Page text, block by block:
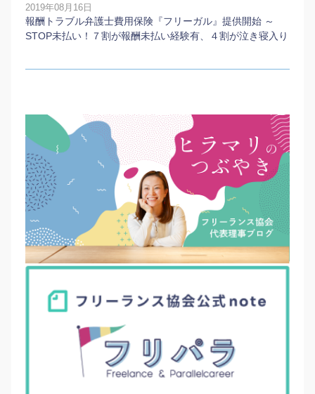
2019年08月16日
報酬トラブル弁護士費用保険『フリーガル』提供開始 ～
STOP未払い！７割が報酬未払い経験有、４割が泣き寝入り